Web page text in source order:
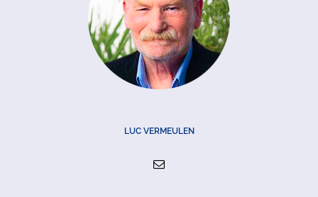
LUC VERMEULEN